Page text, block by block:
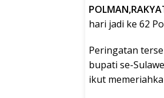
hari jadi ke 62
Peringatan
bupati se-
ikut